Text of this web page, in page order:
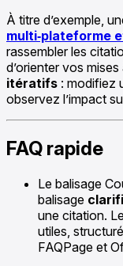
À titre d’exemple,
multi‑plateforme
rassembler les
d’orienter vos
itératifs : modifiez
observez l’impact
FAQ rapide
Le balisage
balisage
une citation.
utiles,
FAQPage et